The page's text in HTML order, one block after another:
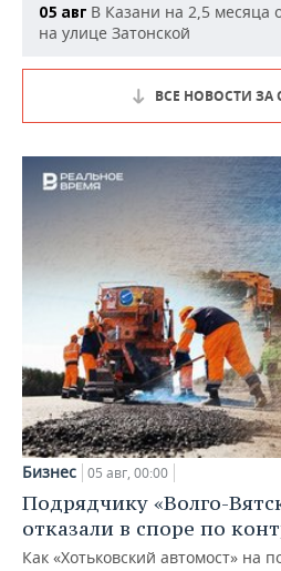
05 авг В Казани на 2,5 месяца
на улице Затонской
ВСЕ НОВОСТИ ЗА
Бизнес 05 авг, 00:00
Подрядчику «Волго-
отказали в споре по
Как «Хотьковский автомост» на